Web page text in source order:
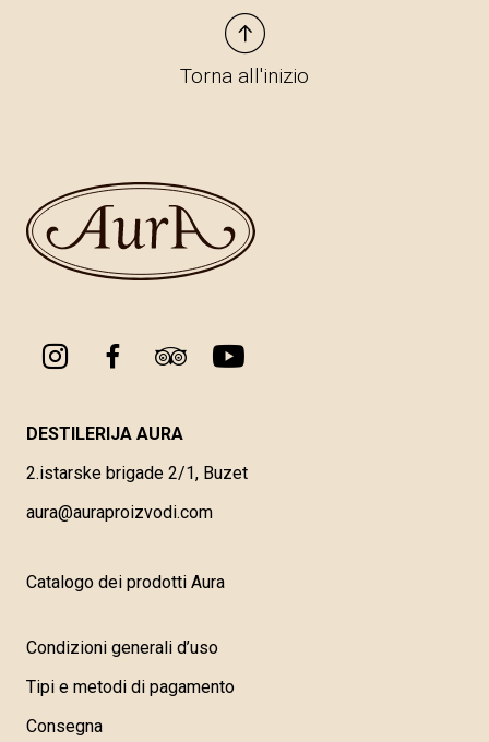
Torna all'inizio
DESTILERIJA AURA
2.istarske brigade 2/1, Buzet
aura@auraproizvodi.com
Catalogo dei prodotti Aura
Condizioni generali d’uso
Tipi e metodi di pagamento
Consegna